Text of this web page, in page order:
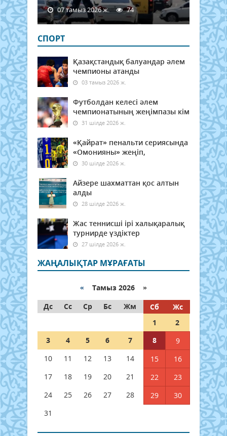
07 тамыз 2026 ж. 74
СПОРТ
Қазақстандық балуандар әлем
чемпионы атанды
03 тамыз 2026 ж.
Футболдан келесі әлем
чемпионатының жеңімпазы кім
31 шілде 2026 ж.
«Қайрат» пенальти сериясында
«Омонияны» жеңіп,
30 шілде 2026 ж.
Айзере шахматтан қос алтын
алды
28 шілде 2026 ж.
Жас теннисші ірі халықаралық
турнирде үздіктер
27 шілде 2026 ж.
ЖАҢАЛЫҚТАР МҰРАҒАТЫ
« Тамыз 2026 »
Дс
Сс Ср Бс Жм Сб
Жс
1
2
3
4 5 6 7 8
9
10
11 12 13 14 15
16
17
18 19 20 21 22
23
24
25 26 27 28 29
30
31